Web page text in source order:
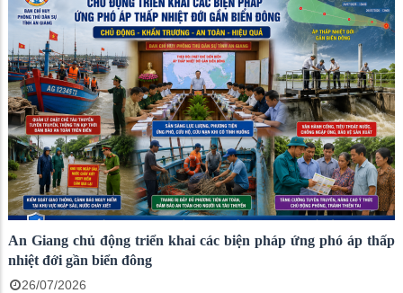
An Giang chủ động triển khai các biện pháp ứng phó áp thấp
nhiệt đới gần biển đông
26/07/2026